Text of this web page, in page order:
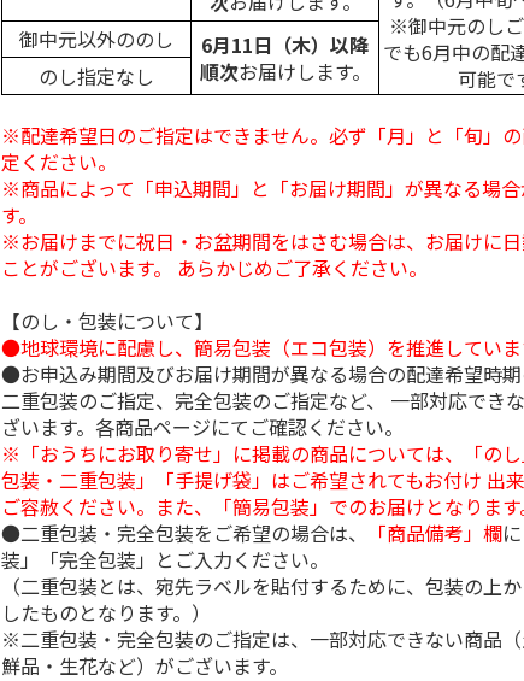
和養
ぎ蒲
焼詰合せ
5,400円
魚＞浜名湖うなぎ蒲
焼４本
（1）
11,800円
簡単焼魚 ５切セッ
ト
5.0（1）
3,780円
※御中元のし
でも6月中の配
可能で
御中元以外ののし
6月11日（木）以降
順次お届けします。
のし指定なし
※配達希望日のご指定はできません。必ず「月」と「旬」
定ください。
※商品によって「申込期間」と「お届け期間」が異なる場
す。
※お届けまでに祝日・お盆期間をはさむ場合は、お届けに
ことがございます。 あらかじめご了承ください。
【のし・包装について】
●地球環境に配慮し、簡易包装（エコ包装）を推進していま
●お申込み期間及びお届け期間が異なる場合の配達希望時期
二重包装のご指定、完全包装のご指定など、 一部対応でき
ざいます。各商品ページにてご確認ください。
※「おうちにお取り寄せ」に掲載の商品については、「の
包装・二重包装」「手提げ袋」はご希望されてもお付け 出
ご容赦ください。また、「簡易包装」でのお届けとなります
●二重包装・完全包装をご希望の場合は、
「商品備考」欄
装」「完全包装」とご入力ください。
（二重包装とは、宛先ラベルを貼付するために、包装の上
したものとなります。）
※二重包装・完全包装のご指定は、一部対応できない商品
鮮品・生花など）がございます。